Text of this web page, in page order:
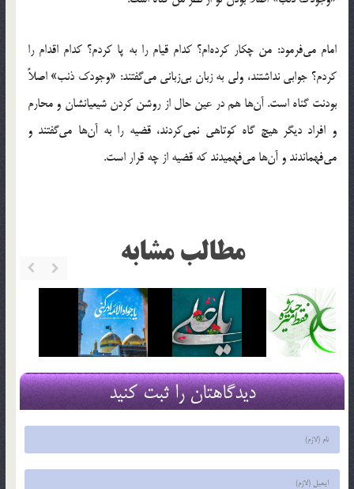
امام می‌فرمود: من چکار کرده‌ام؟ کدام قیام را به پا کردم؟ کدام اقدام را
کردم؟ جوابی نداشتند، ولی به زبان بی‌زبانی می‌گفتند: «وجودک ذنب» اصلاً
بودنت گناه است. آن‌ها هم در عین حال از روشن کردن شیعیانشان و محارم
و افراد دیگر هیچ گاه کوتاهی نمی‌کردند، قضیه را به آن‌ها می‌گفتند و
می‌فهماندند و آن‌ها می‌فهمیدند که قضیه از چه قرار است.
مطالب مشابه
دیدگاهتان را ثبت کنید